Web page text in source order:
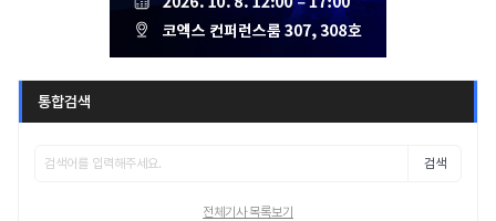
통합검색
검색
전체기사 목록보기